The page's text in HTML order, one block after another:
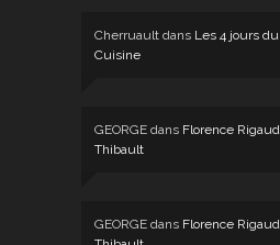
Cherruault dans Les 4 jours
Cuisine
GEORGE dans Florence
Thibault
GEORGE dans Florence